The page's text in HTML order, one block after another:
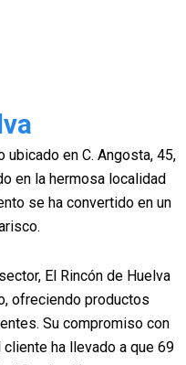
ubicado en C. Angosta, 45,
en la hermosa localidad
se ha convertido en un
El Rincón de Huelva
ofreciendo productos
Su compromiso con
ha llevado a que 69